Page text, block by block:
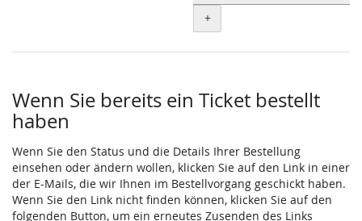
+
Wenn Sie bereits ein Ticket bestellt
haben
Wenn Sie den Status und die Details Ihrer Bestellung
einsehen oder ändern wollen, klicken Sie auf den Link in einer
der E-Mails, die wir Ihnen im Bestellvorgang geschickt haben.
Wenn Sie den Link nicht finden können, klicken Sie auf den
folgenden Button, um ein erneutes Zusenden des Links